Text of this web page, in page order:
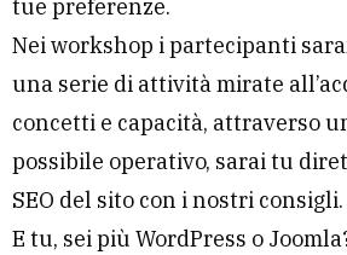
tue preferenze.
Nei workshop i partecipanti
una serie di attività mirate
concetti e capacità, attraverso
possibile operativo, sarai tu
SEO del sito con i nostri consigli.
E tu, sei più WordPress o